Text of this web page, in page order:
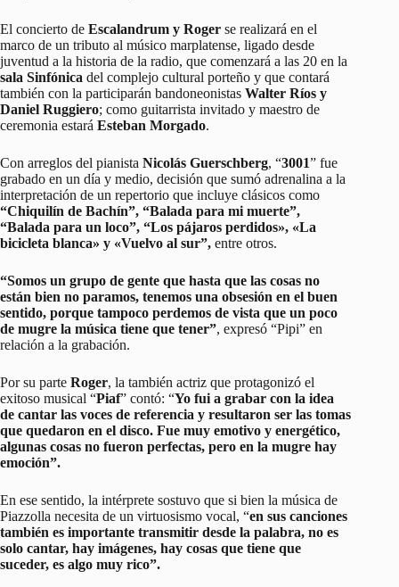
El concierto de Escalandrum y Roger se realizará en el
marco de un tributo al músico marplatense, ligado desde
juventud a la historia de la radio, que comenzará a las 20 en la
sala Sinfónica del complejo cultural porteño y que contará
también con la participarán bandoneonistas Walter Ríos y
Daniel Ruggiero; como guitarrista invitado y maestro de
ceremonia estará Esteban Morgado.
Con arreglos del pianista Nicolás Guerschberg, “3001” fue
grabado en un día y medio, decisión que sumó adrenalina a la
interpretación de un repertorio que incluye clásicos como
“Chiquilín de Bachín”, “Balada para mi muerte”,
“Balada para un loco”, “Los pájaros perdidos», «La
bicicleta blanca» y «Vuelvo al sur”, entre otros.
“Somos un grupo de gente que hasta que las cosas no
están bien no paramos, tenemos una obsesión en el buen
sentido, porque tampoco perdemos de vista que un poco
de mugre la música tiene que tener”, expresó “Pipi” en
relación a la grabación.
Por su parte Roger, la también actriz que protagonizó el
exitoso musical “Piaf” contó: “Yo fui a grabar con la idea
de cantar las voces de referencia y resultaron ser las tomas
que quedaron en el disco. Fue muy emotivo y energético,
algunas cosas no fueron perfectas, pero en la mugre hay
emoción”.
En ese sentido, la intérprete sostuvo que si bien la música de
Piazzolla necesita de un virtuosismo vocal, “en sus canciones
también es importante transmitir desde la palabra, no es
solo cantar, hay imágenes, hay cosas que tiene que
suceder, es algo muy rico”.